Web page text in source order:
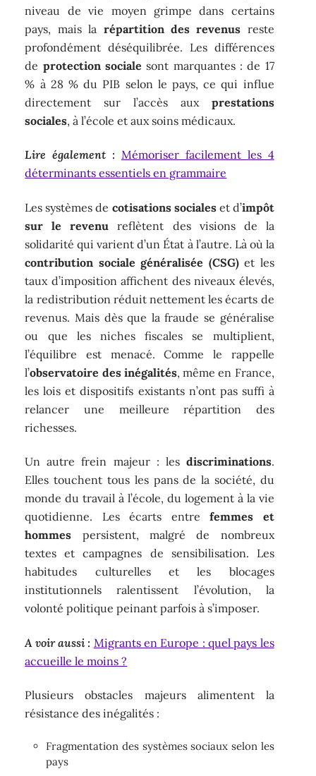
niveau de vie moyen grimpe dans certains
pays, mais la répartition des revenus reste
profondément déséquilibrée. Les différences
de protection sociale sont marquantes : de 17
% à 28 % du PIB selon le pays, ce qui influe
directement sur l’accès aux prestations
sociales, à l’école et aux soins médicaux.
Lire également : Mémoriser facilement les 4
déterminants essentiels en grammaire
Les systèmes de cotisations socialeset d’impôt
sur le revenu reflètent des visions de la
solidarité qui varient d’un État à l’autre. Là où la
contribution sociale généralisée (CSG)et les
taux d’imposition affichent des niveaux élevés,
la redistribution réduit nettement les écarts de
revenus. Mais dès que la fraude se généralise
ou que les niches fiscales se multiplient,
l’équilibre est menacé. Comme le rappelle
l’observatoire des inégalités, même en France,
les lois et dispositifs existants n’ont pas suffi à
relancer une meilleure répartition des
richesses.
Un autre frein majeur : les discriminations.
Elles touchent tous les pans de la société, du
monde du travail à l’école, du logement à la vie
quotidienne. Les écarts entrefemmes et
hommes persistent, malgré de nombreux
textes et campagnes de sensibilisation. Les
habitudes culturelles et les blocages
institutionnels ralentissent l’évolution, la
volonté politique peinant parfois à s’imposer.
A voir aussi : Migrants en Europe : quel pays les
accueille le moins ?
Plusieurs obstacles majeurs alimentent la
résistance des inégalités :
Fragmentation des systèmes sociaux selon les
pays